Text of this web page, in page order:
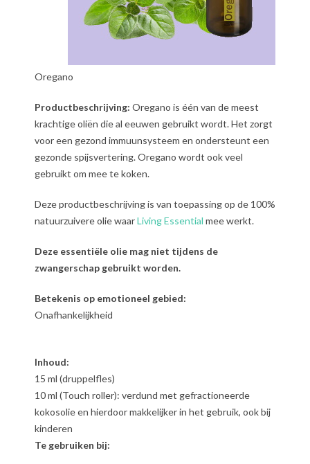
Oregano
Productbeschrijving: Oregano is één van de meest
krachtige oliën die al eeuwen gebruikt wordt. Het zorgt
voor een gezond immuunsysteem en ondersteunt een
gezonde spijsvertering. Oregano wordt ook veel
gebruikt om mee te koken.
Deze productbeschrijving is van toepassing op de 100%
natuurzuivere olie waarLiving Essential mee werkt.
Deze essentiële olie mag niet tijdens de
zwangerschap gebruikt worden.
Betekenis op emotioneel gebied:
Onafhankelijkheid
Inhoud:
15 ml (druppelfles)
10 ml (Touch roller): verdund met gefractioneerde
kokosolie en hierdoor makkelijker in het gebruik, ook bij
kinderen
Te gebruiken bij: